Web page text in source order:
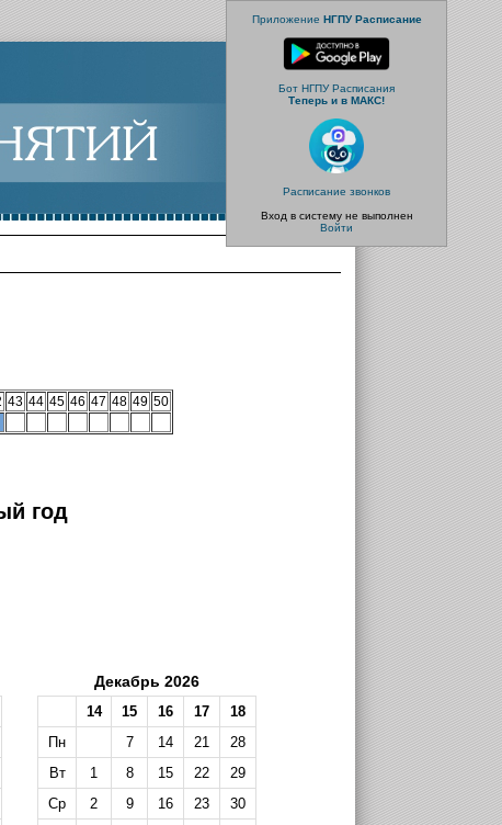
Приложение НГПУ Расписание
Бот НГПУ Расписания
Теперь и в МАКС!
Расписание звонков
Вход в систему не выполнен
Войти
43 44 45 46 47 48 49 50
год
Декабрь 2026
14 15 16 17
18
Пн
7 14 21
28
Вт
1 8 15 22
29
Ср
2 9 16 23
30